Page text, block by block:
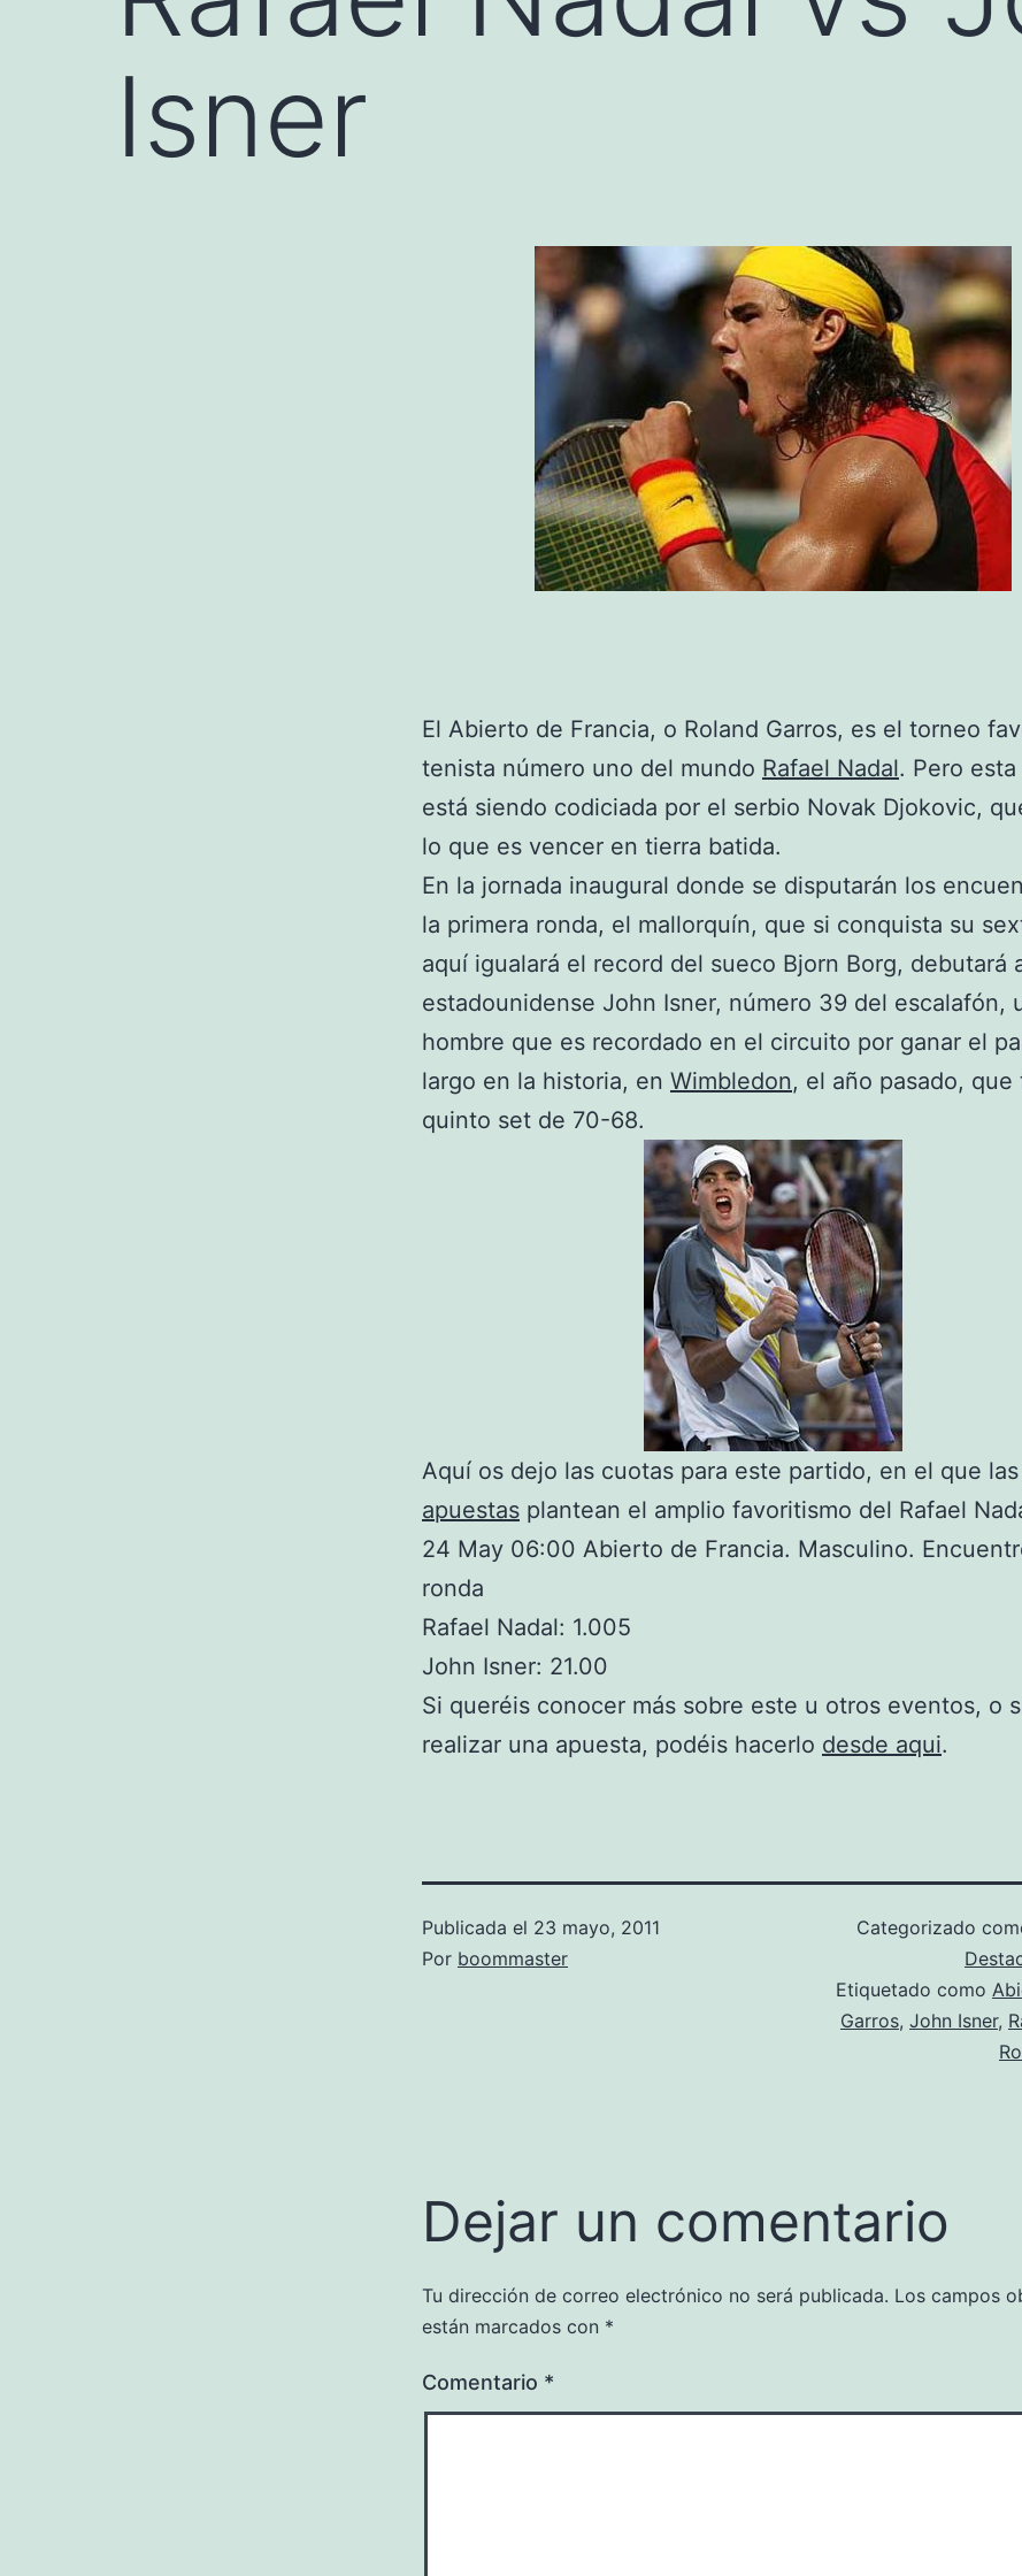
Isner
El Abierto de Francia, o Roland Garros, es el torneo
tenista número uno del mundo Rafael Nadal. Pero
está siendo codiciada por el serbio Novak Djokovic,
lo que es vencer en tierra batida.
En la jornada inaugural donde se disputarán los
la primera ronda, el mallorquín, que si conquista su
aquí igualará el record del sueco Bjorn Borg, debutará
estadounidense John Isner, número 39 del escalafón,
hombre que es recordado en el circuito por ganar el
largo en la historia, en Wimbledon, el año pasado, que
quinto set de 70-68.
Aquí os dejo las cuotas para este partido, en el que las
apuestas plantean el amplio favoritismo del Rafael
24 May 06:00 Abierto de Francia. Masculino.
ronda
Rafael Nadal: 1.005
John Isner: 21.00
Si queréis conocer más sobre este u otros eventos, o
realizar una apuesta, podéis hacerlo desde aqui.
Publicada el 23 mayo, 2011
Por boommaster
Categorizado
Etiquetado como
Garros, John Isner,
Dejar un comentario
Tu dirección de correo electrónico no será publicada. Los campos
están marcados con *
Comentario *